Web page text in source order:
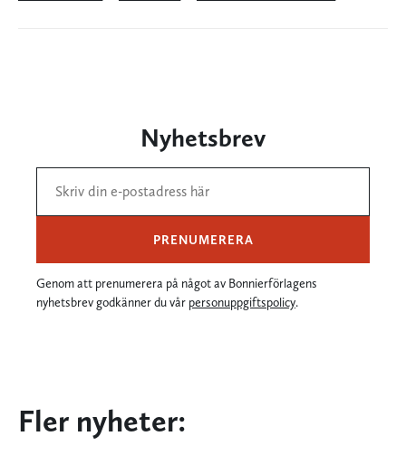
Nyhetsbrev
PRENUMERERA
Genom att prenumerera på något av Bonnierförlagens
nyhetsbrev godkänner du vår personuppgiftspolicy.
Fler nyheter: